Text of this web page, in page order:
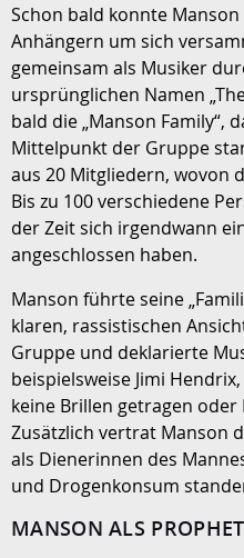
Schon bald konnte
Anhängern um sich
gemeinsam als Musiker
ursprünglichen Namen
bald die „Manson Family“,
Mittelpunkt der Gruppe
aus 20 Mitgliedern, wovon
Bis zu 100 verschiedene
der Zeit sich irgendwann
angeschlossen haben.
Manson führte seine
klaren, rassistischen
Gruppe und deklarierte
beispielsweise Jimi
keine Brillen getragen oder
Zusätzlich vertrat Manson
als Dienerinnen des
und Drogenkonsum
MANSON ALS PROPHET